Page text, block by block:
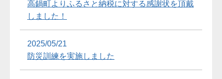
高鍋町よりふるさと納税に対する感謝状を頂戴
しました！
2025/05/21
防災訓練を実施しました